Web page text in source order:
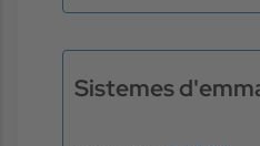
Sistemes